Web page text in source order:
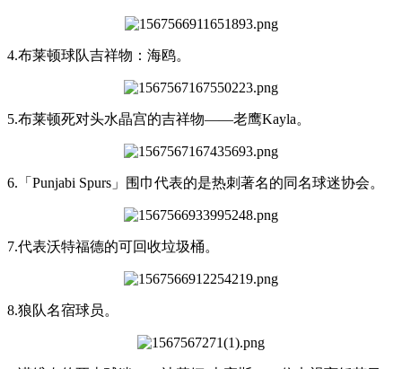
4.布莱顿球队吉祥物：海鸥。
5.布莱顿死对头水晶宫的吉祥物——老鹰Kayla。
6.「Punjabi Spurs」围巾代表的是热刺著名的同名球迷协会。
7.代表沃特福德的可回收垃圾桶。
8.狼队名宿球员。